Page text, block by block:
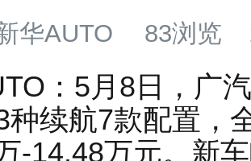
华AUTO 83浏览
：5月8日，广
种续航7款配置，
-14.48万元。新